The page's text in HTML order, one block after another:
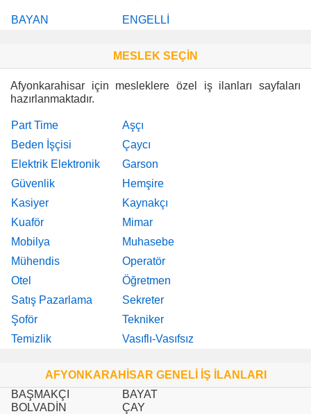
BAYAN ENGELLİ
MESLEK SEÇİN
Afyonkarahisar için mesleklere özel iş ilanları sayfaları
hazırlanmaktadır.
Part Time
Aşçı
Beden İşçisi
Çaycı
Elektrik Elektronik
Garson
Güvenlik
Hemşire
Kasiyer
Kaynakçı
Kuaför
Mimar
Mobilya
Muhasebe
Mühendis
Operatör
Otel
Öğretmen
Satış Pazarlama
Sekreter
Şoför
Tekniker
Temizlik
Vasıflı-Vasıfsız
AFYONKARAHİSAR GENELİ İŞ İLANLARI
BAŞMAKÇI
BAYAT
BOLVADİN
ÇAY